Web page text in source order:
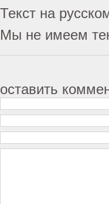
Текст на
Мы не имеем
оставить